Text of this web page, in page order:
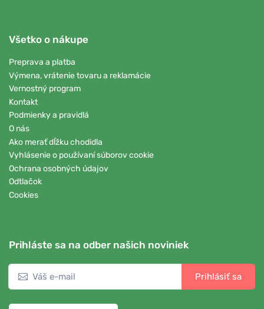
Všetko o nákupe
Preprava a platba
Výmena, vrátenie tovaru a reklamácie
Vernostný program
Kontakt
Podmienky a pravidlá
O nás
Ako merať dĺžku chodidla
Vyhlásenie o používaní súborov cookie
Ochrana osobných údajov
Odtlačok
Cookies
Prihláste sa na odber našich noviniek
Prihlásiť sa